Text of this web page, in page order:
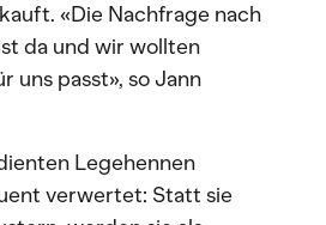
«Die Nachfrage nach
da und wir wollten
uns passt», so Jann
Legehennen
verwertet: Statt sie